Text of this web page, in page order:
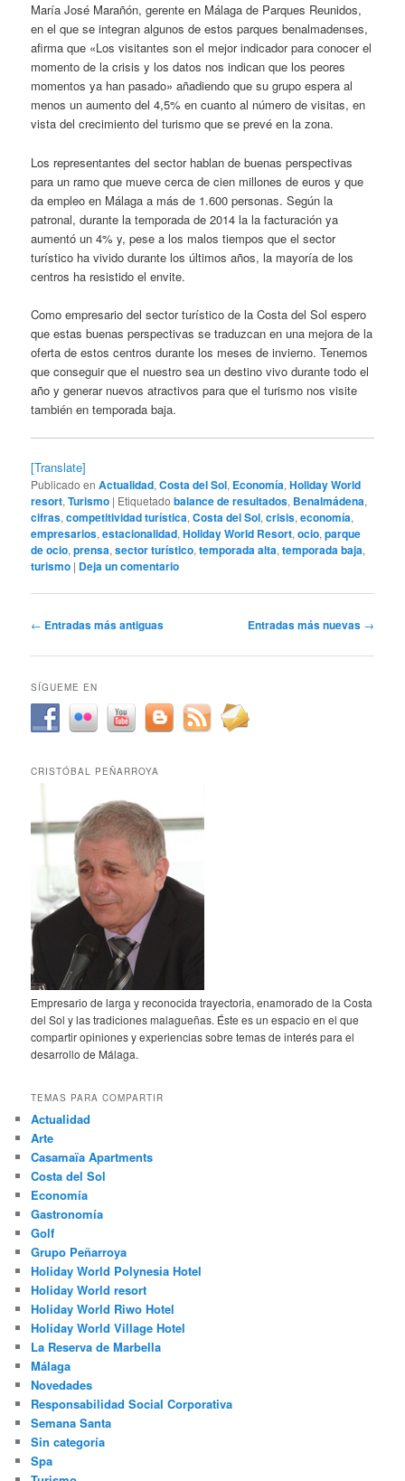
María José Marañón, gerente en Málaga de Parques Reunidos,
en el que se integran algunos de estos parques benalmadenses,
afirma que «Los visitantes son el mejor indicador para conocer el
momento de la crisis y los datos nos indican que los peores
momentos ya han pasado» añadiendo que su grupo espera al
menos un aumento del 4,5% en cuanto al número de visitas, en
vista del crecimiento del turismo que se prevé en la zona.
Los representantes del sector hablan de buenas perspectivas
para un ramo que mueve cerca de cien millones de euros y que
da empleo en Málaga a más de 1.600 personas. Según la
patronal, durante la temporada de 2014 la la facturación ya
aumentó un 4% y, pese a los malos tiempos que el sector
turístico ha vivido durante los últimos años, la mayoría de los
centros ha resistido el envite.
Como empresario del sector turístico de la Costa del Sol espero
que estas buenas perspectivas se traduzcan en una mejora de la
oferta de estos centros durante los meses de invierno. Tenemos
que conseguir que el nuestro sea un destino vivo durante todo el
año y generar nuevos atractivos para que el turismo nos visite
también en temporada baja.
[Translate]
Publicado en Actualidad,Costa del Sol, Economía,Holiday World
resort,Turismo | Etiquetado balance de resultados, Benalmádena,
cifras,competitividad turística,Costa del Sol,crisis,economía,
empresarios,estacionalidad,Holiday World Resort,ocio,parque
de ocio,prensa,sector turístico,temporada alta,temporada baja,
turismo | Deja un comentario
Navegación
entradas
← Entradas más antiguas Entradas más nuevas →
SÍGUEME EN
CRISTÓBAL PEÑARROYA
Empresario de larga y reconocida trayectoria, enamorado de la Costa
del Sol y las tradiciones malagueñas. Éste es un espacio en el que
compartir opiniones y experiencias sobre temas de interés para el
desarrollo de Málaga.
TEMAS PARA COMPARTIR
Actualidad
Arte
Casamaïa Apartments
Costa del Sol
Economía
Gastronomía
Golf
Grupo Peñarroya
Holiday World Polynesia Hotel
Holiday World resort
Holiday World Riwo Hotel
Holiday World Village Hotel
La Reserva de Marbella
Málaga
Novedades
Responsabilidad Social Corporativa
Semana Santa
Sin categoría
Spa